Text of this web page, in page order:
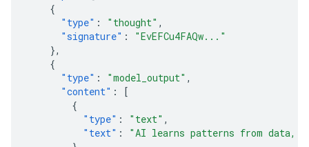
{
"type" : "thought" ,
"signature" :
"EvEFCu4FAQw..."
},
{
"type" : "model_output" ,
"content" :
[
{
"type" : "text" ,
"text" :
"AI learns patterns from data,